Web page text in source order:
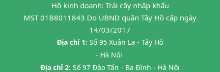
Hộ kinh doanh: Trái cây nhập khẩu
MST 01B8011843 Do UBND quận Tây Hồ cấp ngày
14/03/2017
Địa chỉ 1: Số 95 Xuân La - Tây Hồ
- Hà Nội
Địa chỉ 2: Số 97 Đào Tấn - Ba Đình - Hà Nội